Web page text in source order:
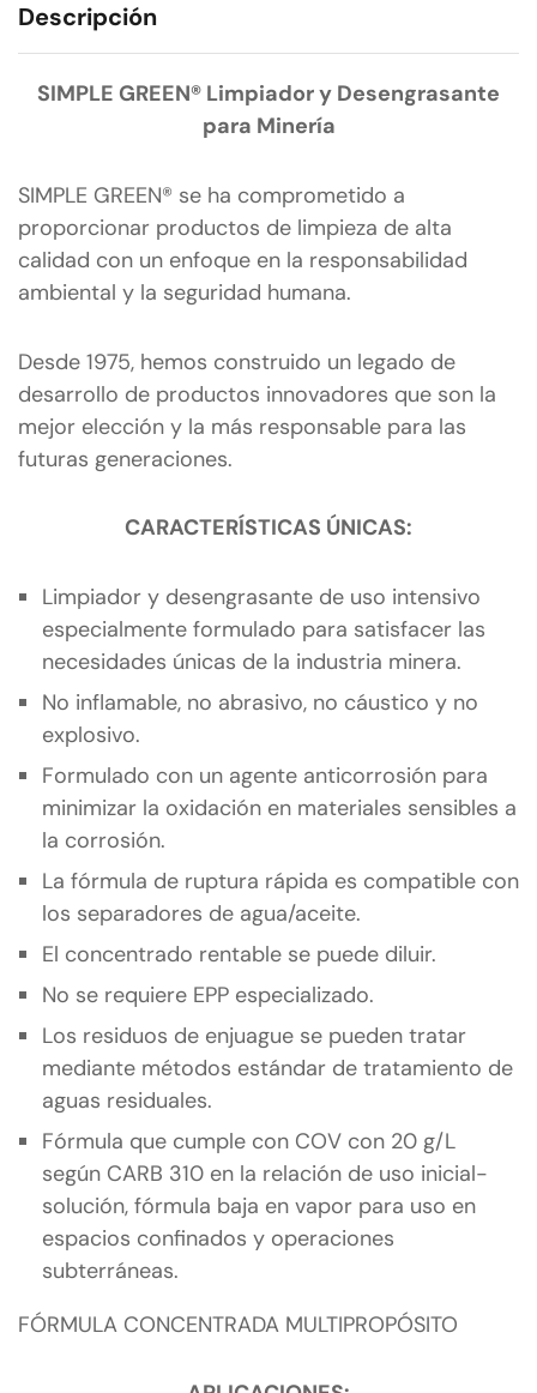
Descripción
SIMPLE GREEN® Limpiador y Desengrasante
para Minería
SIMPLE GREEN® se ha comprometido a
proporcionar productos de limpieza de alta
calidad con un enfoque en la responsabilidad
ambiental y la seguridad humana.
Desde 1975, hemos construido un legado de
desarrollo de productos innovadores que son la
mejor elección y la más responsable para las
futuras generaciones.
CARACTERÍSTICAS ÚNICAS:
Limpiador y desengrasante de uso intensivo
especialmente formulado para satisfacer las
necesidades únicas de la industria minera.
No inflamable, no abrasivo, no cáustico y no
explosivo.
Formulado con un agente anticorrosión para
minimizar la oxidación en materiales sensibles a
la corrosión.
La fórmula de ruptura rápida es compatible con
los separadores de agua/aceite.
El concentrado rentable se puede diluir.
No se requiere EPP especializado.
Los residuos de enjuague se pueden tratar
mediante métodos estándar de tratamiento de
aguas residuales.
Fórmula que cumple con COV con 20 g/L
según CARB 310 en la relación de uso inicial-
solución, fórmula baja en vapor para uso en
espacios confinados y operaciones
subterráneas.
FÓRMULA CONCENTRADA MULTIPROPÓSITO